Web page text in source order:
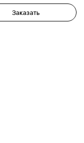
Заказать